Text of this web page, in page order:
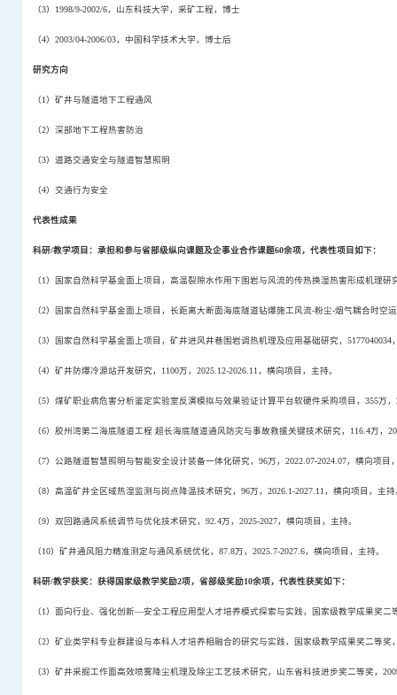
（3） 1998/9-2002/6，山东科技大学，采矿工程，博士
（4） 2003/04-2006/03，中国科学技术大学，博士后
研究方向
（1）矿井与隧道地下工程通风
（2）深部地下工程热害防治
（3）道路交通安全与隧道智慧照明
（4）交通行为安全
代表性成果
科研/教学项目：承担和参与省部级纵向课题及企事业合作课题60余项，代表性项目如下：
（1）国家自然科学基金面上项目，高温裂隙水作用下围岩与风流的传热换湿热害形成机理研
（2）国家自然科学基金面上项目，长距离大断面海底隧道钻爆施工风流-粉尘-烟气耦合时空
（3）国家自然科学基金面上项目，矿井进风井巷围岩调热机理及应用基础研究， 5177040034
（4）矿井防爆冷源站开发研究， 1100万， 2025.12-2026.11 ，横向项目，主持。
（5）煤矿职业病危害分析鉴定实验室反演模拟与效果验证计算平台软硬件采购项目， 355万，
（6）胶州湾第二海底隧道工程 超长海底隧道通风防灾与事故救援关键技术研究， 116.4万，
（7）公路隧道智慧照明与智能安全设计装备一体化研究， 96万， 2022.07-2024.07，横向项目
（8）高温矿井全区域热湿监测与岗点降温技术研究， 96万， 2026.1-2027.11 ，横向项目，主持
（9）双回路通风系统调节与优化技术研究， 92.4万， 2025-2027，横向项目，主持。
（10）矿井通风阻力精准测定与通风系统优化， 87.8万， 2025.7-2027.6，横向项目，主持。
科研/教学获奖：获得国家级教学奖励2项，省部级奖励10余项，代表性获奖如下：
（1）面向行业、强化创新—安全工程应用型人才培养模式探索与实践，国家级教学成果奖二
（2）矿业类学科专业群建设与本科人才培养相融合的研究与实践，国家级教学成果奖二等奖
（3）矿井采掘工作面高效喷雾降尘机理及除尘工艺技术研究，山东省科技进步奖二等奖，